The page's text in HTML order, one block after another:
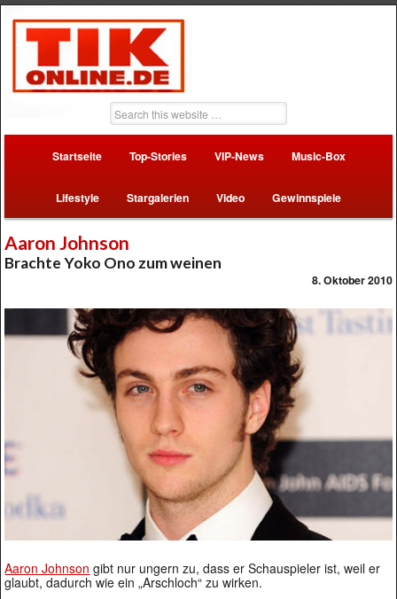
Startseite Top-Stories VIP-News Music-Box
Lifestyle Stargalerien Video Gewinnspiele
Aaron Johnson
Brachte Yoko Ono zum weinen
8. Oktober 2010
Aaron Johnson gibt nur ungern zu, dass er Schauspieler ist, weil er
glaubt, dadurch wie ein „Arschloch“ zu wirken.